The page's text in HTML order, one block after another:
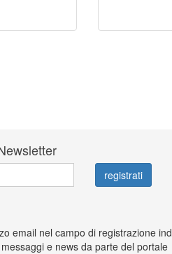
email nel campo di registrazione
e news da parte del portale